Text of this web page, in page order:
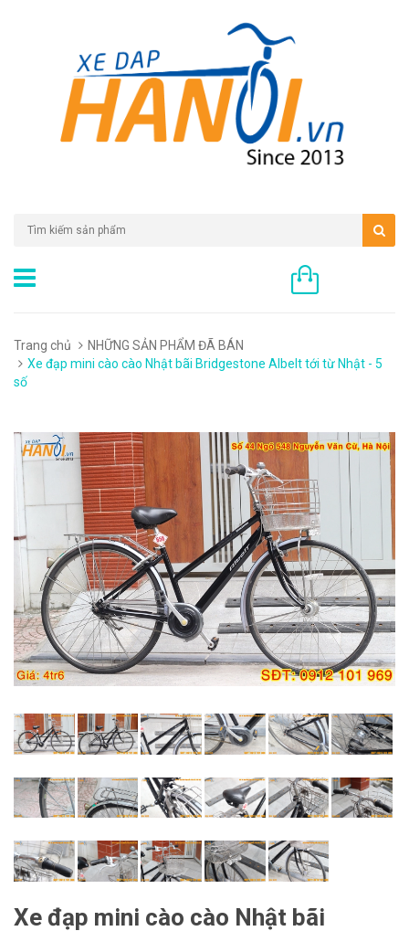
Trang chủ
NHỮNG SẢN PHẨM ĐÃ BÁN
Xe đạp mini cào cào Nhật bãi Bridgestone Albelt tới từ Nhật - 5
số
Xe đạp mini cào cào Nhật bãi